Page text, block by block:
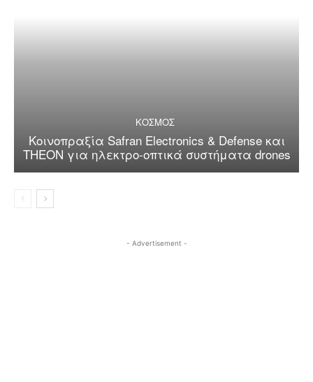
ΚΟΣΜΟΣ
Κοινοπραξία Safran Electronics & Defense και
THEON για ηλεκτρο-οπτικά συστήματα drones
- Advertisement -